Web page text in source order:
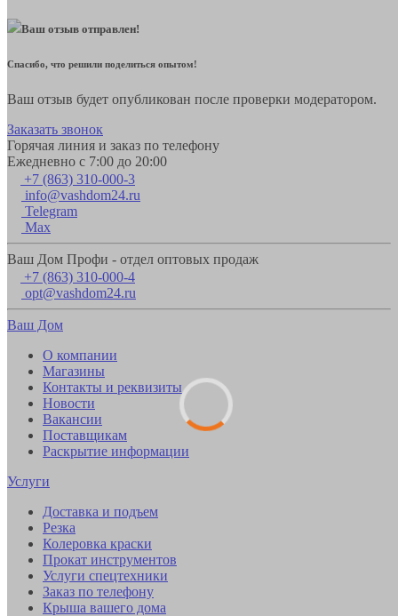
Ваш отзыв отправлен!
Спасибо, что решили поделиться опытом!
Ваш отзыв будет опубликован после проверки модератором.
Заказать звонок
Горячая линия и заказ по телефону
Ежедневно с 7:00 до 20:00
+7 (863) 310-000-3
info@vashdom24.ru
Telegram
Max
Ваш Дом Профи - отдел оптовых продаж
+7 (863) 310-000-4
opt@vashdom24.ru
Ваш Дом
О компании
Магазины
Контакты и реквизиты
Новости
Вакансии
Поставщикам
Раскрытие информации
Услуги
Доставка и подъем
Резка
Колеровка краски
Прокат инструментов
Услуги спецтехники
Заказ по телефону
Крыша вашего дома